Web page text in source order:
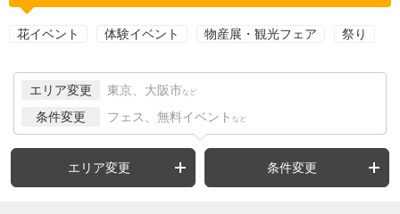
花イベント 体験イベント 物産展・観光フェア 祭り
エリア変更 東京、大阪市 など
条件変更 フェス、無料イベント など
エリア変更 条件変更